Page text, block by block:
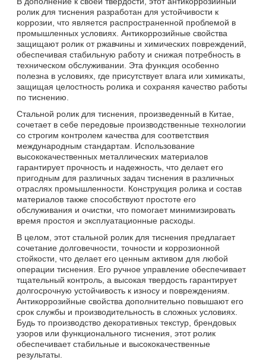
ролик для тиснения разработан для устойчивости к
коррозии, что является распространенной проблемой в
промышленных условиях. Антикоррозийные свойства
защищают ролик от ржавчины и химических повреждений,
обеспечивая стабильную работу и снижая потребность в
техническом обслуживании. Эта функция особенно
полезна в условиях, где присутствует влага или химикаты,
защищая целостность ролика и сохраняя качество работы
по тиснению.
Стальной ролик для тиснения, произведенный в Китае,
сочетает в себе передовые производственные технологии
со строгим контролем качества для соответствия
международным стандартам. Использование
высококачественных металлических материалов
гарантирует прочность и надежность, что делает его
пригодным для различных задач тиснения в различных
отраслях промышленности. Конструкция ролика и состав
материалов также способствуют простоте его
обслуживания и очистки, что помогает минимизировать
время простоя и эксплуатационные расходы.
В целом, этот стальной ролик для тиснения предлагает
сочетание долговечности, точности и коррозионной
стойкости, что делает его ценным активом для любой
операции тиснения. Его ручное управление обеспечивает
тщательный контроль, а высокая твердость гарантирует
долгосрочную устойчивость к износу и повреждениям.
Антикоррозийные свойства дополнительно повышают его
срок службы и производительность в сложных условиях.
Будь то производство декоративных текстур, брендовых
узоров или функционального тиснения, этот ролик
обеспечивает стабильные и высококачественные
результаты.